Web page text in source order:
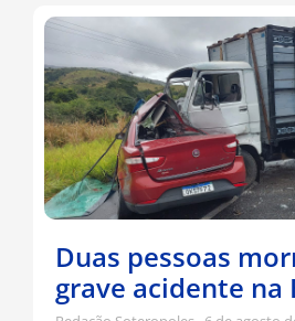
Duas pessoas
grave acidente na